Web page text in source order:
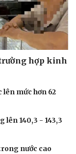
hợp kinh
lên mức hơn 62
lên 140,3 - 143,3
nước cao